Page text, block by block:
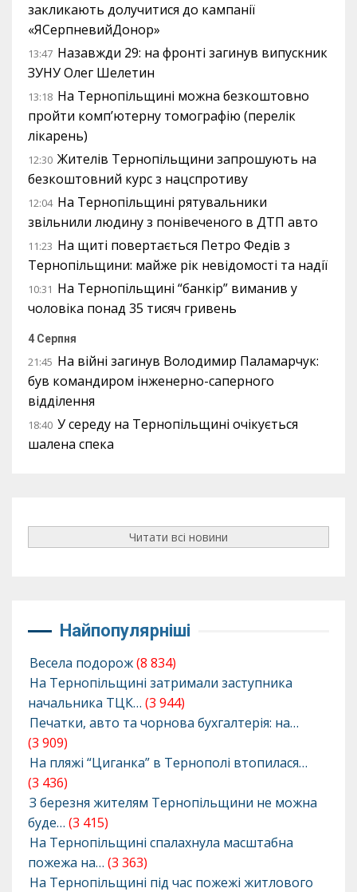
закликають долучитися до кампанії
«ЯСерпневийДонор»
13:47 Назавжди 29: на фронті загинув випускник
ЗУНУ Олег Шелетин
13:18 На Тернопільщині можна безкоштовно
пройти комп’ютерну томографію (перелік
лікарень)
12:30 Жителів Тернопільщини запрошують на
безкоштовний курс з нацспротиву
12:04 На Тернопільщині рятувальники
звільнили людину з понівеченого в ДТП авто
11:23 На щиті повертається Петро Федів з
Тернопільщини: майже рік невідомості та надії
10:31 На Тернопільщині “банкір” виманив у
чоловіка понад 35 тисяч гривень
4 Серпня
21:45 На війні загинув Володимир Паламарчук:
був командиром інженерно-саперного
відділення
18:40 У середу на Тернопільщині очікується
шалена спека
Читати всі новини
Найпопулярніші
Весела подорож(8 834)
На Тернопільщині затримали заступника
начальника ТЦК… (3 944)
Печатки, авто та чорнова бухгалтерія: на…
(3 909)
На пляжі “Циганка” в Тернополі втопилася…
(3 436)
З березня жителям Тернопільщини не можна
буде… (3 415)
На Тернопільщині спалахнула масштабна
пожежа на… (3 363)
На Тернопільщині під час пожежі житлового